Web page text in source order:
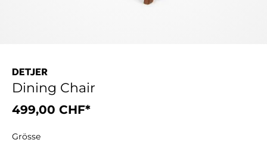
Dining Chair
499,00 CHF*
Grösse